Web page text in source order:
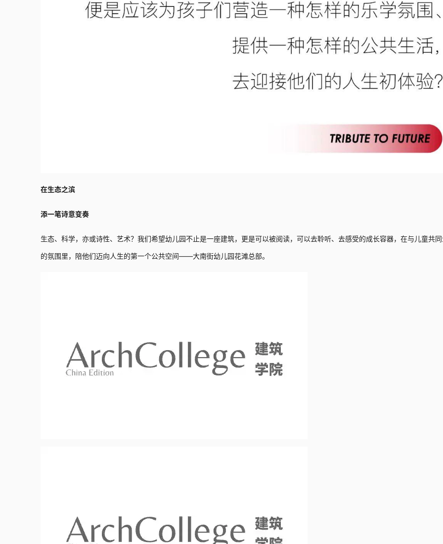
在生态之滨
添一笔诗意变奏
生态、科学，亦或诗性、艺术？我们希望幼儿园不止是一座建筑，更是可以被阅读，可以去聆听、去感受的成长容器，在与儿童共
的氛围里，陪他们迈向人生的第一个公共空间——大南街幼儿园花滩总部。